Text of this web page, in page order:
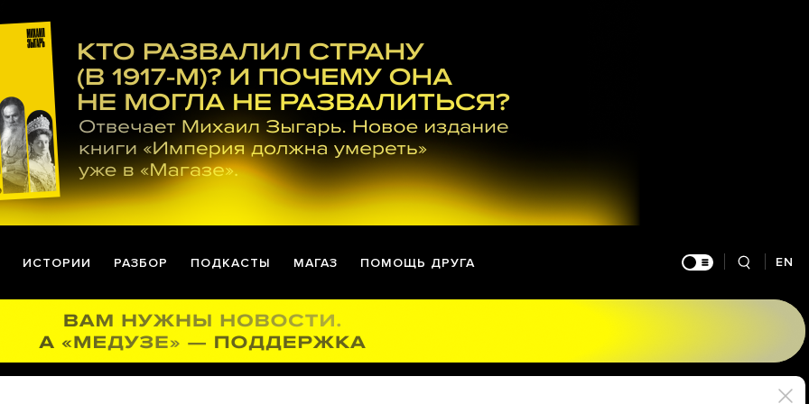
ИСТОРИИ РАЗБОР ПОДКАСТЫ МАГАЗ ПОМОЩЬ ДРУГА EN